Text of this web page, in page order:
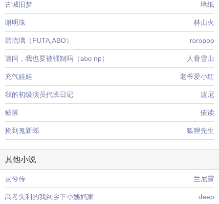
古城旧梦 墙纸
谢明珠 林山火
碧琉璃（FUTA,ABO） roropop
请问，我也要被强制吗（abo np） 人骨雪山
充气娃娃 老爷爱小红
我的初级演员代班日记 波尼
鲸落 依读
捡到鬼新郎 狐狸先生
其他小说
灵兮传 兰尼露
高考失利的我到乡下小姨妈家 deep